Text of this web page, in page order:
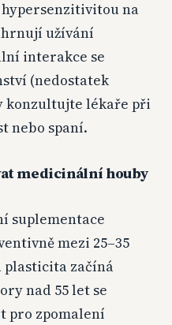
na
užívání
interakce se
(nedostatek
konzultujte lékaře při
nebo spaní.
medicinální houby
suplementace
mezi 25–35
plasticita začíná
nad 55 let se
pro zpomalení